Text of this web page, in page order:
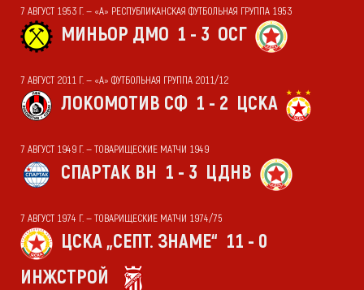
7 АВГУСТ 1953 Г. — «А» РЕСПУБЛИКАНСКАЯ ФУТБОЛЬНАЯ ГРУППА 1953
МИНЬОР ДМО 1 - 3 ОСГ
7 АВГУСТ 2011 Г. — «А» ФУТБОЛЬНАЯ ГРУППА 2011/12
ЛОКОМОТИВ СФ 1 - 2 ЦСКА
7 АВГУСТ 1949 Г. — ТОВАРИЩЕСКИЕ МАТЧИ 1949
СПАРТАК ВН 1 - 3 ЦДНВ
7 АВГУСТ 1974 Г. — ТОВАРИЩЕСКИЕ МАТЧИ 1974/75
ЦСКА „СЕПТ. ЗНАМЕ“ 11 - 0
ИНЖСТРОЙ